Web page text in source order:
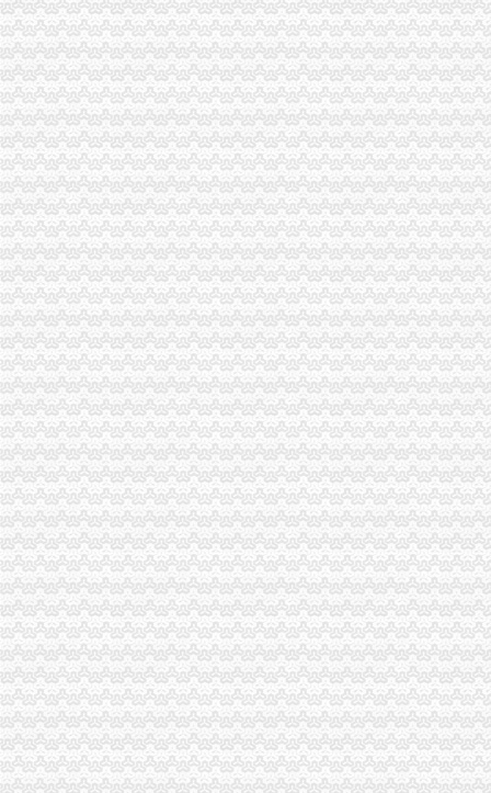
进出口货物收发货人报关注册登记证书-锦程国际物流
进出口货物收发货人报关注册登记证书注销登记如何办理
进出口货物收发货人报关注册登记证的变更-通关监管海关业务咨询-
苏州进出口货物收发货人报关注册登记证书_中国贸易网
办理进出口货物收发货人报关注册登记证书,需要备齐如下资料_办理
《进出口货物收发货人报关注册登记证书》丢失该怎么办？_已解决-
进出口货物收发货人报关注册登记证书现在还需要年审吗（页1）-报
进出口货物收发货人报关注册登记证书的换证如何办理_已解决-阿里
《进出口货物收发货人报关注册登…-海关百问
苏州进出口货物收发货人报关注册登记证书_志趣网
进出口货物收发货人报关注册登记证进出口权申请-广州58同城
进出口货物收发货人报关注册登记证书_政务咨询_浙江电子口岸
《进出口货物收发货人报关注册登记证书》需要每年年检吗？-阿里巴
进出口货物收发货人报关注册登记证书-荣誉证书-昆山瑞腾精密自动化
进出口货物收发货人报关注册登记证书过期了如何换证_阿里问到底
进出口货物收发货人报关注册登记证过期如何处理_政务咨询_浙江电子
【企业管理类】《进出口货物收发货人报关注册登记证书》换证手续所
进出口货物收发货人报关注册登记证书、代表处注销-广州58同城
《中华共和国海关进出口货物收发货人报关注册登记证书》有效
报关企业报关注册登记证书和进出口货物收发货人报关注册登记证书的
报关企业及进出口货物收发货人报关注册登记证书的有效期均为3年。-
进出口货物收发货人报关注册登记证书过期了,谁能告诉我相关咨询
上海如何办理进出口货物收发货人报关注册登记证书的地址变更_阿里
进出口货物收发货人报关注册登记…-海关百问
中华共和国【海关进出口货物收发货人报关注册登记证书】泉州花
进出口货物收发货人报关注册登记变更办事指南
人代表变更：更新《中华共和国海关进出口货物收发货人报关注
《进出口货物收发货人报关注册登记延续材料
办理“进出口货物收发货人报关注册登记申请”
进出口货物收发货人报关注册登记证书-河南驰蓝进出口贸易有限公司
自贸试验区进出口货物收发货人报关注册登记-信息服务-番禺社区网
进出口货物收发货人（一般进出口企业）注册登记变更、换证和注销_
进出口货物收发货人报关注册登记须知-经验分享-中国物流人论坛锦
进出口货物收发货人海关注册登记证变更所需材料